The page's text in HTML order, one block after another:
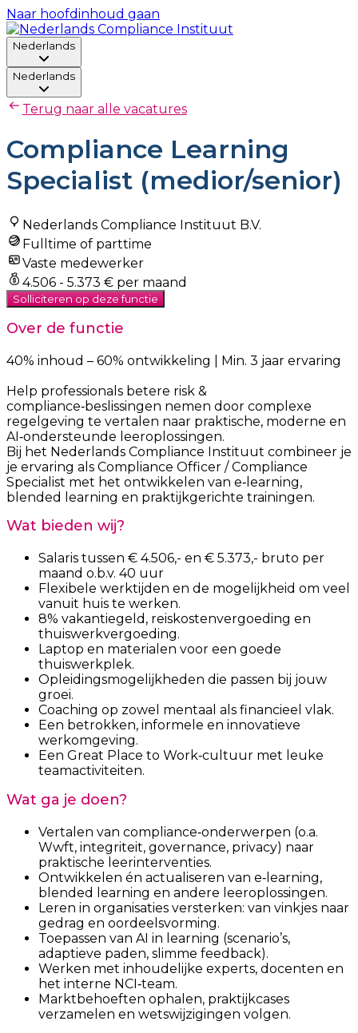
Naar hoofdinhoud gaan
Nederlands
Nederlands
Terug naar alle vacatures
Compliance Learning
Specialist (medior/senior)
Nederlands Compliance Instituut B.V.
Fulltime of parttime
Vaste medewerker
4.506 - 5.373 € per maand
Solliciteren op deze functie
Over de functie
40% inhoud – 60% ontwikkeling | Min. 3 jaar ervaring
Help professionals betere risk &
compliance‑beslissingen nemen door complexe
regelgeving te vertalen naar praktische, moderne en
AI‑ondersteunde leeroplossingen.
Bij het Nederlands Compliance Instituut combineer je
je ervaring als Compliance Officer / Compliance
Specialist met het ontwikkelen van e‑learning,
blended learning en praktijkgerichte trainingen.
Wat bieden wij?
Salaris tussen € 4.506,- en € 5.373,- bruto per
maand o.b.v. 40 uur
Flexibele werktijden en de mogelijkheid om veel
vanuit huis te werken.
8% vakantiegeld, reiskostenvergoeding en
thuiswerkvergoeding.
Laptop en materialen voor een goede
thuiswerkplek.
Opleidingsmogelijkheden die passen bij jouw
groei.
Coaching op zowel mentaal als financieel vlak.
Een betrokken, informele en innovatieve
werkomgeving.
Een Great Place to Work‑cultuur met leuke
teamactiviteiten.
Wat ga je doen?
Vertalen van compliance‑onderwerpen (o.a.
Wwft, integriteit, governance, privacy) naar
praktische leerinterventies.
Ontwikkelen én actualiseren van e‑learning,
blended learning en andere leeroplossingen.
Leren in organisaties versterken: van vinkjes naar
gedrag en oordeelsvorming.
Toepassen van AI in learning (scenario’s,
adaptieve paden, slimme feedback).
Werken met inhoudelijke experts, docenten en
het interne NCI‑team.
Marktbehoeften ophalen, praktijkcases
verzamelen en wetswijzigingen volgen.